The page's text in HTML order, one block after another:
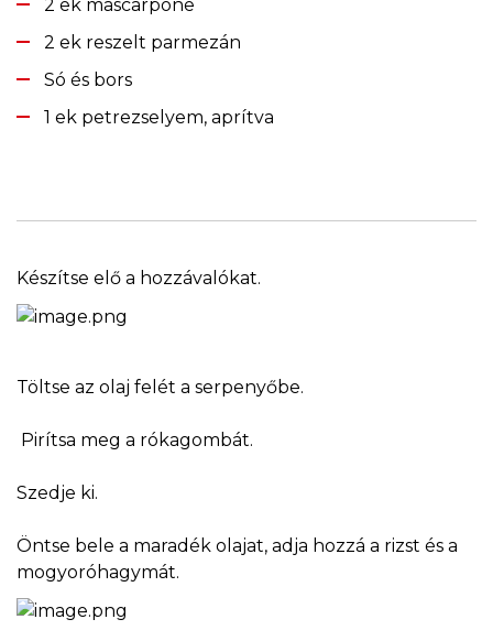
2 ek mascarpone
2 ek reszelt parmezán
Só és bors
1 ek petrezselyem, aprítva
Készítse elő a hozzávalókat.
Töltse az olaj felét a serpenyőbe.
Pirítsa meg a rókagombát.
Szedje ki.
Öntse bele a maradék olajat, adja hozzá a rizst és a
mogyoróhagymát.